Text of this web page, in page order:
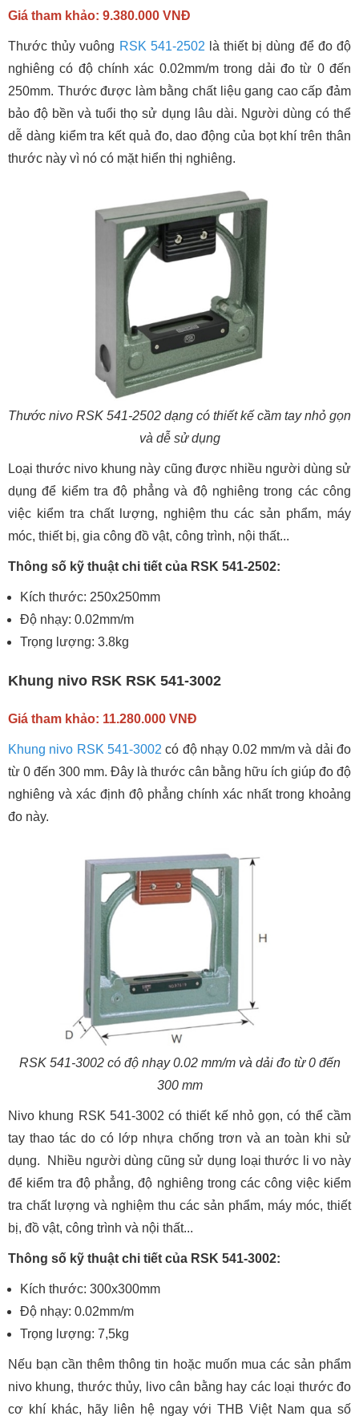
Giá tham khảo: 9.380.000 VNĐ
Thước thủy vuông RSK 541-2502 là thiết bị dùng để đo độ
nghiêng có độ chính xác 0.02mm/m trong dải đo từ 0 đến
250mm. Thước được làm bằng chất liệu gang cao cấp đảm
bảo độ bền và tuổi thọ sử dụng lâu dài. Người dùng có thể
dễ dàng kiểm tra kết quả đo, dao động của bọt khí trên thân
thước này vì nó có mặt hiển thị nghiêng.
Thước nivo RSK 541-2502 dạng có thiết kế cầm tay nhỏ gọn
và dễ sử dụng
Loại thước nivo khung này cũng được nhiều người dùng sử
dụng để kiểm tra độ phẳng và độ nghiêng trong các công
việc kiểm tra chất lượng, nghiệm thu các sản phẩm, máy
móc, thiết bị, gia công đồ vật, công trình, nội thất...
Thông số kỹ thuật chi tiết của RSK 541-2502:
Kích thước: 250x250mm
Độ nhạy: 0.02mm/m
Trọng lượng: 3.8kg
Khung nivo RSK RSK 541-3002
Giá tham khảo: 11.280.000 VNĐ
Khung nivo RSK 541-3002 có độ nhạy 0.02 mm/m và dải đo
từ 0 đến 300 mm. Đây là thước cân bằng hữu ích giúp đo độ
nghiêng và xác định độ phẳng chính xác nhất trong khoảng
đo này.
RSK 541-3002 có độ nhạy 0.02 mm/m và dải đo từ 0 đến
300 mm
Nivo khung RSK 541-3002 có thiết kế nhỏ gọn, có thể cầm
tay thao tác do có lớp nhựa chống trơn và an toàn khi sử
dụng. Nhiều người dùng cũng sử dụng loại thước li vo này
để kiểm tra độ phẳng, độ nghiêng trong các công việc kiểm
tra chất lượng và nghiệm thu các sản phẩm, máy móc, thiết
bị, đồ vật, công trình và nội thất...
Thông số kỹ thuật chi tiết của RSK 541-3002:
Kích thước: 300x300mm
Độ nhạy: 0.02mm/m
Trọng lượng: 7,5kg
Nếu bạn cần thêm thông tin hoặc muốn mua các sản phẩm
nivo khung, thước thủy, livo cân bằng hay các loại thước đo
cơ khí khác, hãy liên hệ ngay với THB Việt Nam qua số